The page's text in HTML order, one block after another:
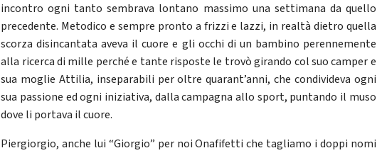
incontro ogni tanto sembrava lontano massimo una settimana da quello
precedente. Metodico e sempre pronto a frizzi e lazzi, in realtà dietro quella
scorza disincantata aveva il cuore e gli occhi di un bambino perennemente
alla ricerca di mille perché e tante risposte le trovò girando col suo camper e
sua moglie Attilia, inseparabili per oltre quarant’anni, che condivideva ogni
sua passione ed ogni iniziativa, dalla campagna allo sport, puntando il muso
dove li portava il cuore.
Piergiorgio, anche lui “Giorgio” per noi Onafifetti che tagliamo i doppi nomi